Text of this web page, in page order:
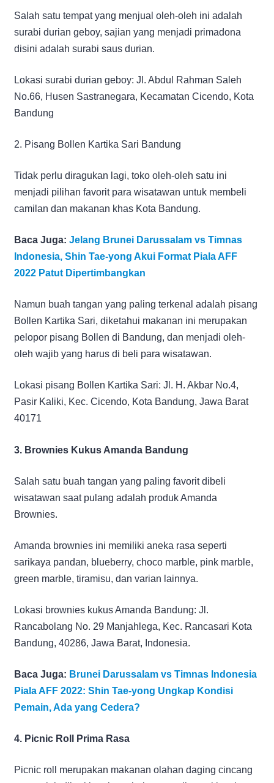
Salah satu tempat yang menjual oleh-oleh ini adalah
surabi durian geboy, sajian yang menjadi primadona
disini adalah surabi saus durian.
Lokasi surabi durian geboy: Jl. Abdul Rahman Saleh
No.66, Husen Sastranegara, Kecamatan Cicendo, Kota
Bandung
2. Pisang Bollen Kartika Sari Bandung
Tidak perlu diragukan lagi, toko oleh-oleh satu ini
menjadi pilihan favorit para wisatawan untuk membeli
camilan dan makanan khas Kota Bandung.
Baca Juga: Jelang Brunei Darussalam vs Timnas
Indonesia, Shin Tae-yong Akui Format Piala AFF
2022 Patut Dipertimbangkan
Namun buah tangan yang paling terkenal adalah pisang
Bollen Kartika Sari, diketahui makanan ini merupakan
pelopor pisang Bollen di Bandung, dan menjadi oleh-
oleh wajib yang harus di beli para wisatawan.
Lokasi pisang Bollen Kartika Sari: Jl. H. Akbar No.4,
Pasir Kaliki, Kec. Cicendo, Kota Bandung, Jawa Barat
40171
3. Brownies Kukus Amanda Bandung
Salah satu buah tangan yang paling favorit dibeli
wisatawan saat pulang adalah produk Amanda
Brownies.
Amanda brownies ini memiliki aneka rasa seperti
sarikaya pandan, blueberry, choco marble, pink marble,
green marble, tiramisu, dan varian lainnya.
Lokasi brownies kukus Amanda Bandung: Jl.
Rancabolang No. 29 Manjahlega, Kec. Rancasari Kota
Bandung, 40286, Jawa Barat, Indonesia.
Baca Juga: Brunei Darussalam vs Timnas Indonesia
Piala AFF 2022: Shin Tae-yong Ungkap Kondisi
Pemain, Ada yang Cedera?
4. Picnic Roll Prima Rasa
Picnic roll merupakan makanan olahan daging cincang